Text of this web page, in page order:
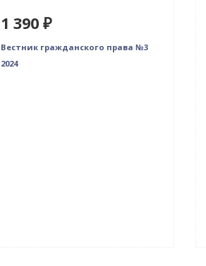
1 390 ₽
Вестник гражданского права №3
2024